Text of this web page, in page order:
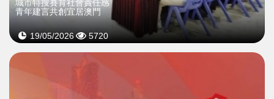
城市特搜賽育社會責任感
青年建言共創宜居澳門
19/05/2026 5720